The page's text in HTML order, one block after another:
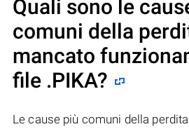
Quali sono le
comuni della
mancato
file .PIKA?
Le cause più comuni della